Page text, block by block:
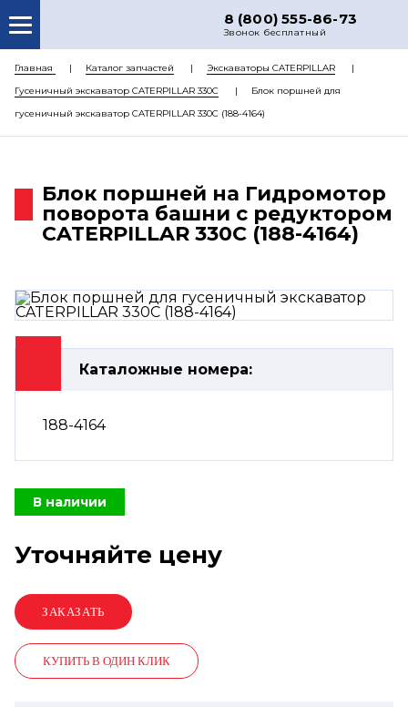
8 (800) 555-86-73
Звонок бесплатный
О НАС
КАТАЛОГ ЗАПЧАСТЕЙ
РЕМОНТ
ЦЕНЫ
КОНТАКТЫ
Главная Каталог запчастей
Экскаваторы CATERPILLAR
Гусеничный экскаватор CATERPILLAR 330C
Блок поршней для
гусеничный экскаватор CATERPILLAR 330C (188-4164)
Блок поршней на Гидромотор
поворота башни с редуктором
CATERPILLAR 330C (188-4164)
Каталожные номера:
188-4164
В наличии
Уточняйте цену
КУПИТЬ В ОДИН КЛИК